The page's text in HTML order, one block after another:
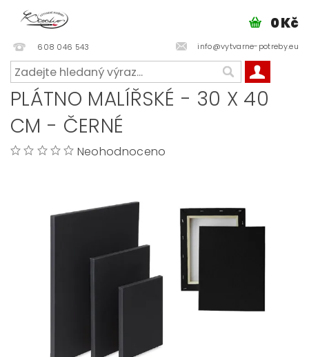
608 046 543 info@vytvarne-potreby.eu
0 Kč
PLÁTNO MALÍŘSKÉ - 30 X 40
CM - ČERNÉ
Neohodnoceno